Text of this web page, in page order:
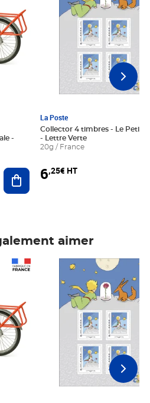
Ajouter au panier
La Poste
Collector 4 timbres - Le Petit
- Lettre Verte
20g / France
6,25€ HT
aimer
Prix 6,25€ HT